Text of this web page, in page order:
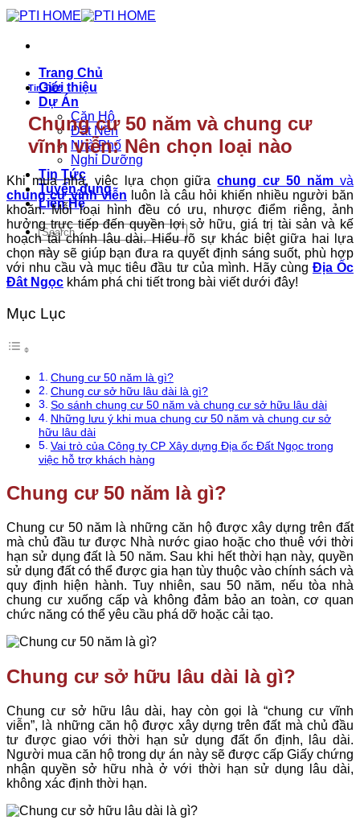
Chuyển
Trang Chủ
Giới thiệu
Dự Án
Căn Hộ
Đất Nền
Nhà Phố
Nghỉ Dưỡng
Tin Tức
Tuyển dụng
Liên Hệ
Tin Tức
Chung cư 50 năm và chung cư
vĩnh viễn: Nên chọn loại nào
Khi mua nhà, việc lựa chọn giữachung cư 50 năm và
chung cư vĩnh viễn luôn là câu hỏi khiến nhiều người băn
khoăn. Mỗi loại hình đều có ưu, nhược điểm riêng, ảnh
hưởng trực tiếp đến quyền lợi sở hữu, giá trị tài sản và kế
hoạch tài chính lâu dài. Hiểu rõ sự khác biệt giữa hai lựa
chọn này sẽ giúp bạn đưa ra quyết định sáng suốt, phù hợp
với nhu cầu và mục tiêu đầu tư của mình. Hãy cùng Địa Ốc
Đât Ngọc khám phá chi tiết trong bài viết dưới đây!
Mục Lục
Chung cư 50 năm là gì?
Chung cư sở hữu lâu dài là gì?
So sánh chung cư 50 năm và chung cư sở hữu lâu dài
Những lưu ý khi mua chung cư 50 năm và chung cư sở
hữu lâu dài
Vai trò của Công ty CP Xây dựng Địa ốc Đất Ngọc trong
việc hỗ trợ khách hàng
Chung cư 50 năm là gì?
Chung cư 50 năm là những căn hộ được xây dựng trên đất
mà chủ đầu tư được Nhà nước giao hoặc cho thuê với thời
hạn sử dụng đất là 50 năm. Sau khi hết thời hạn này, quyền
sử dụng đất có thể được gia hạn tùy thuộc vào chính sách và
quy định hiện hành. Tuy nhiên, sau 50 năm, nếu tòa nhà
chung cư xuống cấp và không đảm bảo an toàn, cơ quan
chức năng có thể yêu cầu phá dỡ hoặc cải tạo.
Chung cư sở hữu lâu dài là gì?
Chung cư sở hữu lâu dài, hay còn gọi là “chung cư vĩnh
viễn”, là những căn hộ được xây dựng trên đất mà chủ đầu
tư được giao với thời hạn sử dụng đất ổn định, lâu dài.
Người mua căn hộ trong dự án này sẽ được cấp Giấy chứng
nhận quyền sở hữu nhà ở với thời hạn sử dụng lâu dài,
không xác định thời hạn.